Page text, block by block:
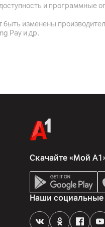
223053 Беларусь,
Technology (Suzhou)
и программные
изменены
Pay и др.
Скачайте «Мой
Наши